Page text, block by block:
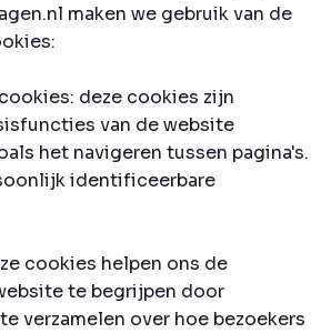
maken we gebruik van de
deze cookies zijn
van de website
het navigeren tussen pagina's.
identificeerbare
cookies helpen ons de
te begrijpen door
verzamelen over hoe bezoekers